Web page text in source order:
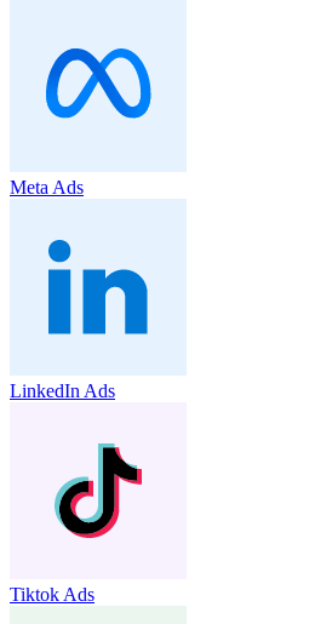
Meta Ads
LinkedIn Ads
Tiktok Ads